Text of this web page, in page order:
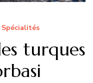
Spécialités
turques